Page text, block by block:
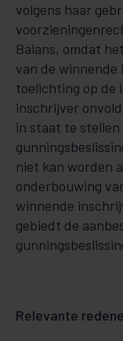
volgens haar
Balans, omdat
van de
toelichting op de
inschrijver
in staat te
niet kan worden
onderbouwing
winnende
gebiedt de
Relevante